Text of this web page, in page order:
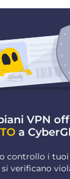
VPN
a
controllo i
si verificano